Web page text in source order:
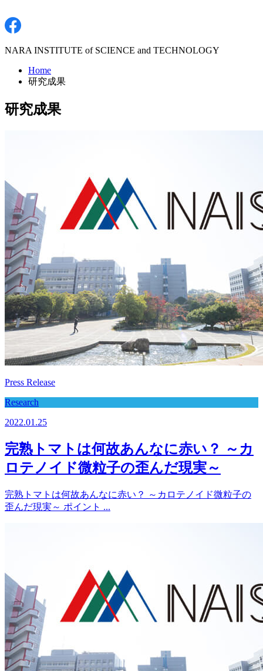
NARA INSTITUTE of SCIENCE and TECHNOLOGY
Home
研究成果
研究成果
Press Release
Research
2022.01.25
完熟トマトは何故あんなに赤い？ ～カ
ロテノイド微粒子の歪んだ現実～
完熟トマトは何故あんなに赤い？ ～カロテノイド微粒子の
歪んだ現実～ ポイント ...